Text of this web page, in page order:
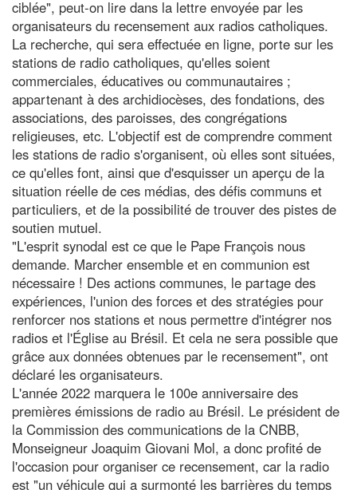
ciblée", peut-on lire dans la lettre envoyée par les
organisateurs du recensement aux radios catholiques.
La recherche, qui sera effectuée en ligne, porte sur les
stations de radio catholiques, qu'elles soient
commerciales, éducatives ou communautaires ;
appartenant à des archidiocèses, des fondations, des
associations, des paroisses, des congrégations
religieuses, etc. L'objectif est de comprendre comment
les stations de radio s'organisent, où elles sont situées,
ce qu'elles font, ainsi que d'esquisser un aperçu de la
situation réelle de ces médias, des défis communs et
particuliers, et de la possibilité de trouver des pistes de
soutien mutuel.
"L'esprit synodal est ce que le Pape François nous
demande. Marcher ensemble et en communion est
nécessaire ! Des actions communes, le partage des
expériences, l'union des forces et des stratégies pour
renforcer nos stations et nous permettre d'intégrer nos
radios et l'Église au Brésil. Et cela ne sera possible que
grâce aux données obtenues par le recensement", ont
déclaré les organisateurs.
L'année 2022 marquera le 100e anniversaire des
premières émissions de radio au Brésil. Le président de
la Commission des communications de la CNBB,
Monseigneur Joaquim Giovani Mol, a donc profité de
l'occasion pour organiser ce recensement, car la radio
est "un véhicule qui a surmonté les barrières du temps